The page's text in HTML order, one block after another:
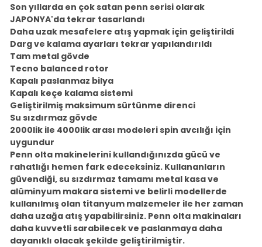
Son yıllarda en çok satan penn serisi olarak
JAPONYA'da tekrar tasarlandı
Daha uzak mesafelere atış yapmak için geliştirildi
Darg ve kalama ayarları tekrar yapılandırıldı
Tam metal gövde
Tecno balanced rotor
Kapalı paslanmaz bilya
Kapalı keçe kalama sistemi
Geliştirilmiş maksimum sürtünme direnci
Su sızdırmaz gövde
2000lik ile 4000lik arası modeleri spin avcılığı için
uygundur
Penn olta makinelerini kullandığınızda gücü ve
rahatlığı hemen fark edeceksiniz. Kullananların
güvendiği, su sızdırmaz tamamı metal kasa ve
alüminyum makara sistemi ve belirli modellerde
kullanılmış olan titanyum malzemeler ile her zaman
daha uzağa atış yapabilirsiniz. Penn olta makinaları
daha kuvvetli sarabilecek ve paslanmaya daha
dayanıklı olacak şekilde geliştirilmiştir.